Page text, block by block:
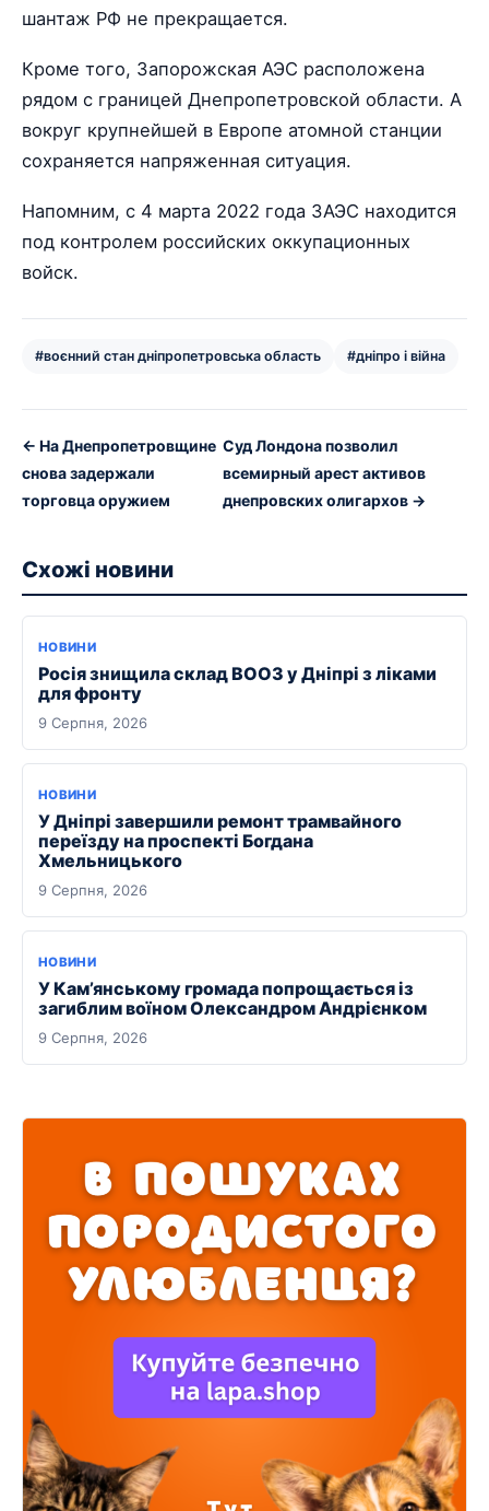
шантаж РФ не прекращается.
Кроме того, Запорожская АЭС расположена
рядом с границей Днепропетровской области. А
вокруг крупнейшей в Европе атомной станции
сохраняется напряженная ситуация.
Напомним, с 4 марта 2022 года ЗАЭС находится
под контролем российских оккупационных
войск.
#воєнний стан дніпропетровська область #дніпро і війна
← На Днепропетровщине
снова задержали
торговца оружием
Суд Лондона позволил
всемирный арест активов
днепровских олигархов →
Схожі новини
НОВИНИ
Росія знищила склад ВООЗ у Дніпрі з ліками
для фронту
9 Серпня, 2026
НОВИНИ
У Дніпрі завершили ремонт трамвайного
переїзду на проспекті Богдана
Хмельницького
9 Серпня, 2026
НОВИНИ
У Кам’янському громада попрощається із
загиблим воїном Олександром Андрієнком
9 Серпня, 2026